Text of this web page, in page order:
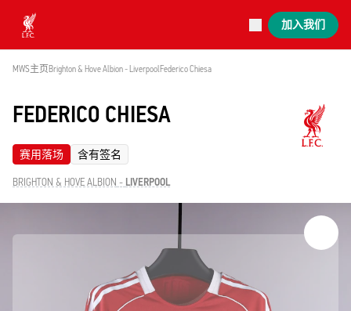
Now live
Liverpool
加入我们
MWS主页Brighton & Hove Albion - LiverpoolFederico Chiesa
FEDERICO CHIESA
赛用落场 含有签名
BRIGHTON & HOVE ALBION - LIVERPOOL